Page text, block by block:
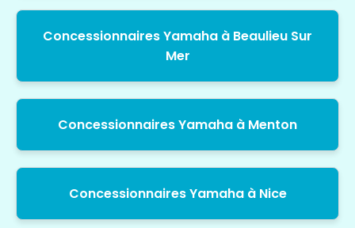
Concessionnaires Yamaha à Beaulieu Sur
Mer
Concessionnaires Yamaha à Menton
Concessionnaires Yamaha à Nice